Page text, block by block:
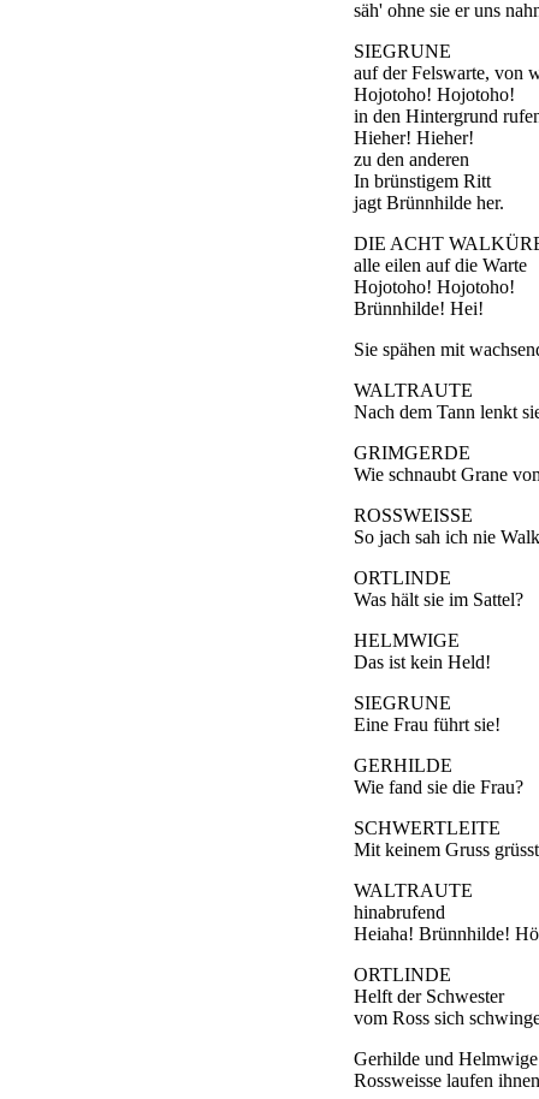
säh' ohne sie er uns
SIEGRUNE
auf der Felswarte, von
Hojotoho! Hojotoho!
in den Hintergrund
Hieher! Hieher!
zu den anderen
In brünstigem Ritt
jagt Brünnhilde her.
DIE ACHT
alle eilen auf die Warte
Hojotoho! Hojotoho!
Brünnhilde! Hei!
Sie spähen mit
WALTRAUTE
Nach dem Tann lenkt
GRIMGERDE
Wie schnaubt Grane
ROSSWEISSE
So jach sah ich nie
ORTLINDE
Was hält sie im Sattel?
HELMWIGE
Das ist kein Held!
SIEGRUNE
Eine Frau führt sie!
GERHILDE
Wie fand sie die Frau?
SCHWERTLEITE
Mit keinem Gruss
WALTRAUTE
hinabrufend
Heiaha! Brünnhilde!
ORTLINDE
Helft der Schwester
vom Ross sich
Gerhilde und
Rossweisse laufen